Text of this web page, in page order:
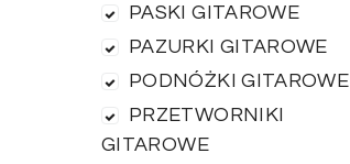
PASKI GITAROWE
PAZURKI GITAROWE
PODNÓŻKI GITAROWE
PRZETWORNIKI
GITAROWE